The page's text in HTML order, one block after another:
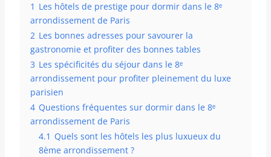
1 Les hôtels de prestige pour dormir dans le 8ᵉ
arrondissement de Paris
2 Les bonnes adresses pour savourer la
gastronomie et profiter des bonnes tables
3 Les spécificités du séjour dans le 8ᵉ
arrondissement pour profiter pleinement du luxe
parisien
4 Questions fréquentes sur dormir dans le 8ᵉ
arrondissement de Paris
4.1 Quels sont les hôtels les plus luxueux du
8ème arrondissement ?